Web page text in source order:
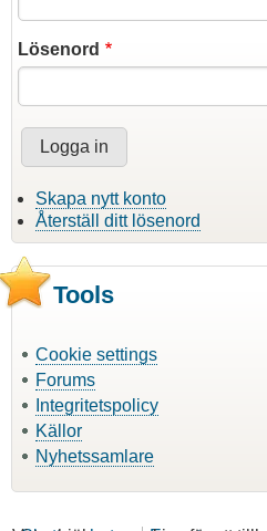
Lösenord
Skapa nytt konto
Återställ ditt lösenord
Tools
Cookie settings
Forums
Integritetspolicy
Källor
Nyhetssamlare